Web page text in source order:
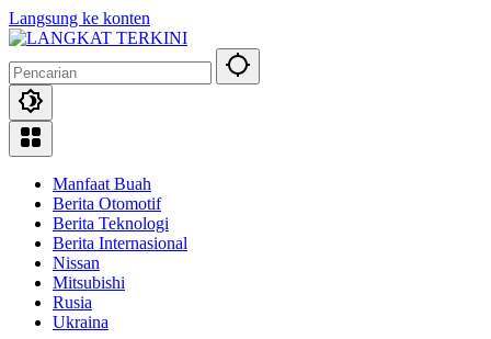
Langsung ke konten
Manfaat Buah
Berita Otomotif
Berita Teknologi
Berita Internasional
Nissan
Mitsubishi
Rusia
Ukraina